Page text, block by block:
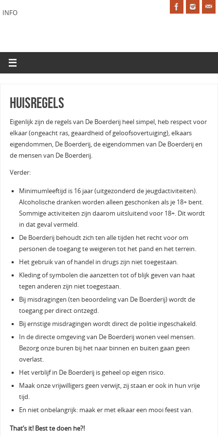
INFO
Huisregels
Eigenlijk zijn de regels van De Boerderij heel simpel, heb respect voor
elkaar (ongeacht ras, geaardheid of geloofsovertuiging), elkaars
eigendommen, De Boerderij, de eigendommen van De Boerderij en
de mensen van De Boerderij.
Verder:
Minimumleeftijd is 16 jaar (uitgezonderd de jeugdactiviteiten).
Alcoholische dranken worden alleen geschonken als je 18+ bent.
Sommige activiteiten zijn daarom uitsluitend voor 18+. Dit wordt
in dat geval vermeld.
De Boerderij behoudt zich ten alle tijden het recht voor om
personen de toegang te weigeren tot het pand en het terrein.
Het gebruik van of handel in drugs zijn niet toegestaan.
Kleding of symbolen die aanzetten tot of blijk geven van haat
tegen anderen zijn niet toegestaan.
Bij misdragingen (ten beoordeling van De Boerderij) wordt de
toegang per direct ontzegd.
Bij ernstige misdragingen wordt direct de politie ingeschakeld.
In de directe omgeving van De Boerderij wonen veel mensen.
Bezorg onze buren bij het naar binnen en buiten gaan geen
overlast.
Het verblijf in De Boerderij is geheel op eigen risico.
Maak onze vrijwilligers geen verwijt, zij staan er ook in hun vrije
tijd.
En niet onbelangrijk: maak er met elkaar een mooi feest van.
That’s it! Best te doen he?!